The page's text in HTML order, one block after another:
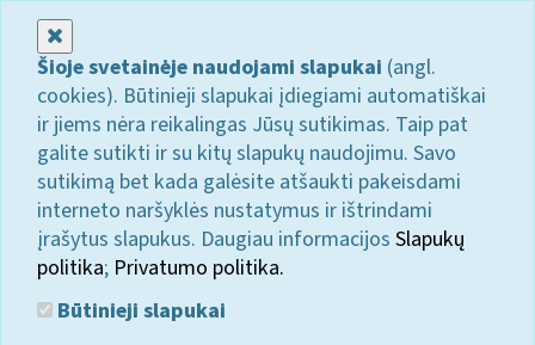
Šioje svetainėje naudojami slapukai (angl.
cookies). Būtinieji slapukai įdiegiami automatiškai
ir jiems nėra reikalingas Jūsų sutikimas. Taip pat
galite sutikti ir su kitų slapukų naudojimu. Savo
sutikimą bet kada galėsite atšaukti pakeisdami
interneto naršyklės nustatymus ir ištrindami
įrašytus slapukus. Daugiau informacijos Slapukų
politika; Privatumo politika.
Būtinieji slapukai